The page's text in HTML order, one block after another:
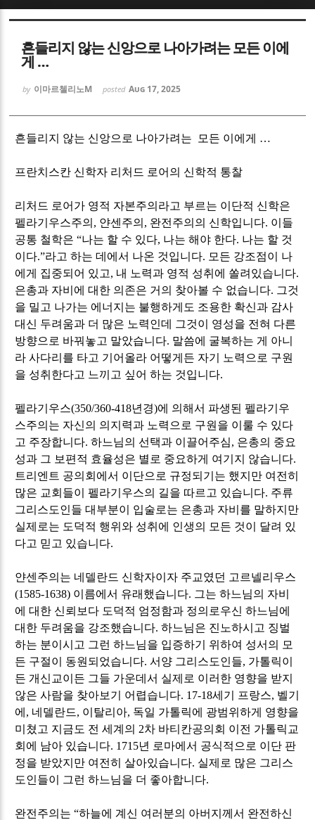
흔들리지 않는 신앙으로 나아가려는 모든 이에
게 …
by 이마르첼리노M posted Aug 17, 2025
흔들리지 않는 신앙으로 나아가려는 모든 이에게 …
프란치스칸 신학자 리처드 로어의 신학적 통찰
리처드 로어가 영적 자본주의라고 부르는 이단적 신학은
펠라기우스주의 , 얀센주의 , 완전주의의 신학입니다. 이들
공통 철학은“나는 할 수 있다, 나는 해야 한다. 나는 할 것
이다.”라고 하는 데에서 나온 것입니다. 모든 강조점이 나
에게 집중되어 있고, 내 노력과 영적 성취에 쏠려있습니다.
은총과 자비에 대한 의존은 거의 찾아볼 수 없습니다. 그것
을 밀고 나가는 에너지는 불행하게도 조용한 확신과 감사
대신 두려움과 더 많은 노력인데 그것이 영성을 전혀 다른
방향으로 바꿔놓고 말았습니다. 말씀에 굴복하는 게 아니
라 사다리를 타고 기어올라 어떻게든 자기 노력으로 구원
을 성취한다고 느끼고 싶어 하는 것입니다.
펠라기우스(350/360-418년경)에 의해서 파생된 펠라기우
스주의는 자신의 의지력과 노력으로 구원을 이룰 수 있다
고 주장합니다.하느님의 선택과 이끌어주심, 은총의 중요
성과 그 보편적 효율성은 별로 중요하게 여기지 않습니다.
트리엔트 공의회에서 이단으로 규정되기는 했지만 여전히
많은 교회들이 펠라기우스의 길을 따르고 있습니다. 주류
그리스도인들 대부분이 입술로는 은총과 자비를 말하지만
실제로는 도덕적 행위와 성취에 인생의 모든 것이 달려 있
다고 믿고 있습니다.
얀센주의는 네델란드 신학자이자 주교였던 고르넬리우스
(1585-1638) 이름에서 유래했습니다. 그는 하느님의 자비
에 대한 신뢰보다 도덕적 엄정함과 정의로우신 하느님에
대한 두려움을 강조했습니다.하느님은 진노하시고 징벌
하는 분이시고 그런 하느님을 입증하기 위하여 성서의 모
든 구절이 동원되었습니다.서양 그리스도인들, 가톨릭이
든 개신교이든 그들 가운데서 실제로 이러한 영향을 받지
않은 사람을 찾아보기 어렵습니다. 17-18세기 프랑스, 벨기
에 , 네델란드, 이탈리아, 독일 가톨릭에 광범위하게 영향을
미쳤고 지금도 전 세계의 2차 바티칸공의회 이전 가톨릭교
회에 남아 있습니다. 1715년 로마에서 공식적으로 이단 판
정을 받았지만 여전히 살아있습니다. 실제로 많은 그리스
도인들이 그런 하느님을 더 좋아합니다.
완전주의는“하늘에 계신 여러분의 아버지께서 완전하신
Sketchbook5, 스케치북5
Sketchbook5, 스케치북5
Sketchbook5, 스케치북5
Sketchbook5, 스케치북5